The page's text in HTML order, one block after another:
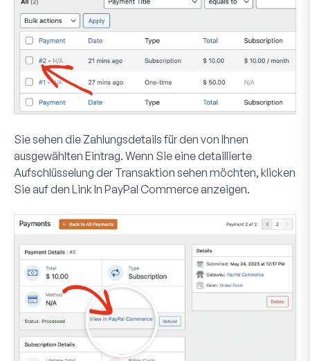
Sie sehen die Zahlungsdetails für den von Ihnen
ausgewählten Eintrag. Wenn Sie eine detaillierte
Aufschlüsselung der Transaktion sehen möchten, klicken
Sie auf den Link In PayPal Commerce anzeigen.